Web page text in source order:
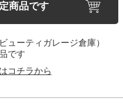
商品です
ューティガレージ倉庫）
です
コチラから